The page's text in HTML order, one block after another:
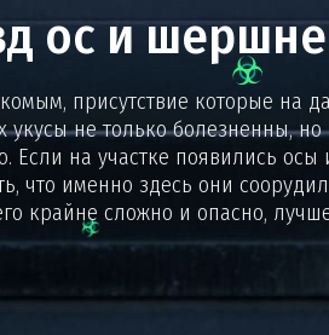
ос и
присутствие которые на
не только болезненны, но
Если на участке появились
что именно здесь они
крайне сложно и опасно,